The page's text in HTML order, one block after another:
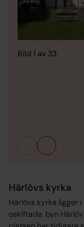
Bild 1 av 33
Härlövs kyrka
Härlövs kyrka ligger
oskiftade, byn